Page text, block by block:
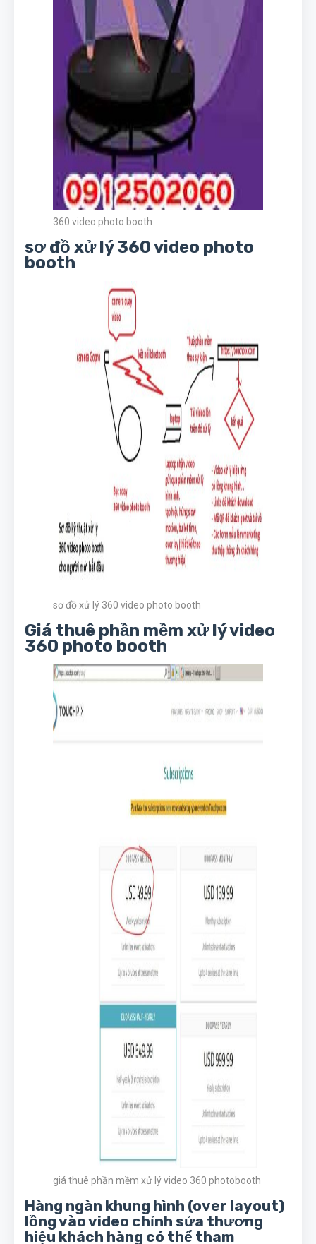
360 video photo booth
sơ đồ xử lý 360 video photo
booth
sơ đồ xử lý 360 video photo booth
Giá thuê phần mềm xử lý video
360 photo booth
giá thuê phần mềm xử lý video 360 photobooth
Hàng ngàn khung hình (over layout)
lồng vào video chỉnh sửa thương
hiệu khách hàng có thể tham